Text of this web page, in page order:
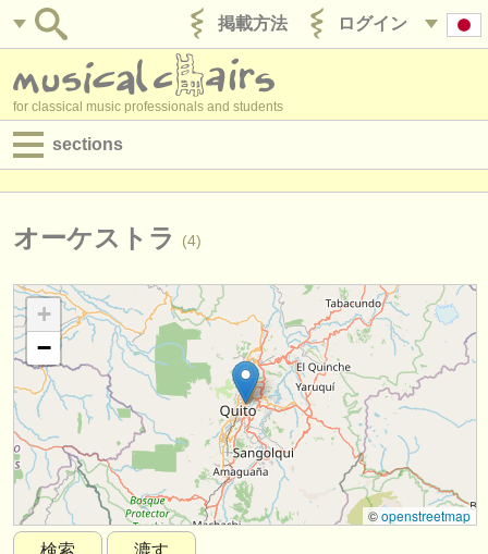
ログイン
掲載方法
for classical music professionals and students
sections
求人情報 (演奏関係の職)
求人情報 (管理者関連の職)
degree courses
講習会
コンクール
楽器の販売
オーケストラ (4)
+
−
©openstreetmap
検索
漉す